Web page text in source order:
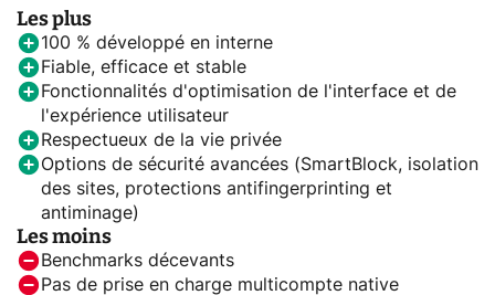
Les plus
100 % développé en interne
Fiable, efficace et stable
Fonctionnalités d'optimisation de l'interface et de
l'expérience utilisateur
Respectueux de la vie privée
Options de sécurité avancées (SmartBlock, isolation
des sites, protections antifingerprinting et
antiminage)
Les moins
Benchmarks décevants
Pas de prise en charge multicompte native